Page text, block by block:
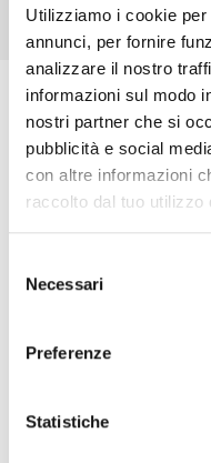
Utilizziamo i cookie
annunci, per fornire
analizzare il nostro
informazioni sul modo
nostri partner che si
pubblicità e social
con altre informazioni
raccolto dal tuo utilizzo
delNecessari
Preferenze
Statistiche
КОМПАКТНЫЙ
благодаря
позволяют размещать